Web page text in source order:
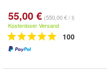
55,00 € (550,00 € / l)
Kostenloser Versand
100